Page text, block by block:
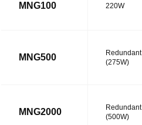
MNG100 220W
MNG500
Redundant
(275W)
MNG2000
Redundant
(500W)